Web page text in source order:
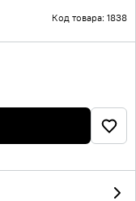
Код товара: 1838